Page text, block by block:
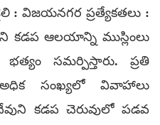
: విజయనగర ప్రత్యేకతలు :
ఆలయాన్ని ముస్లింలు
సమర్పిస్తారు. ప్రతి
సంఖ్యలో వివాహాలు
కడప చెరువులో పడవ